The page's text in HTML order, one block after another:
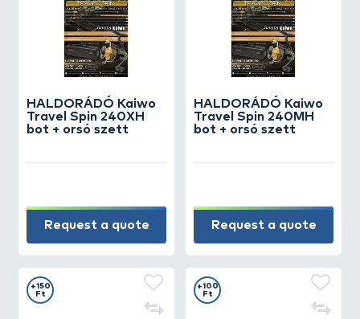
HALDORÁDÓ Kaiwo
Travel Spin 240XH
bot + orsó szett
Request a quote
HALDORÁDÓ Kaiwo
Travel Spin 240MH
bot + orsó szett
Request a quote
+150
Ft
+100
Ft